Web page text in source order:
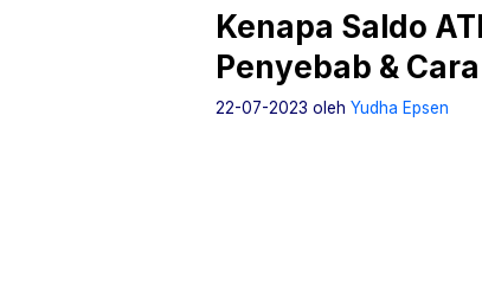
Kenapa Saldo
Penyebab &
22-07-2023 oleh Yudha Epsen